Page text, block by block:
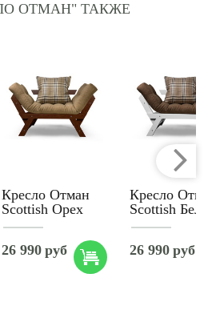
ОТМАН" ТАКЖЕ
Кресло Отман
Scottish Орех
26 990 руб
Кресло
Scottish
26 990 руб